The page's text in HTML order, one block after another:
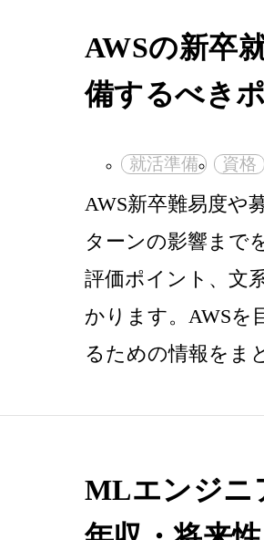
AWSの新卒
備するべき
就活準備 資格
AWS新卒難易度や
ターンの影響まで
評価ポイント、文
かります。AWSを
るための情報をま
MLエンジニ